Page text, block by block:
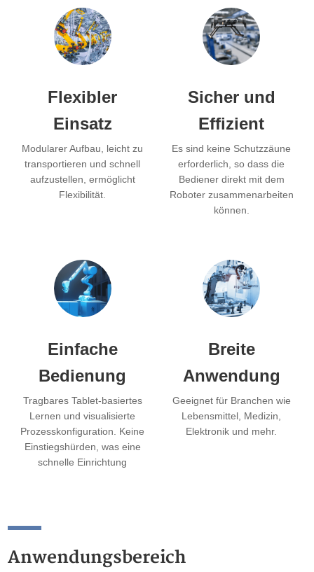
Flexibler
Einsatz
Modularer Aufbau, leicht zu
transportieren und schnell
aufzustellen, ermöglicht
Flexibilität.
Sicher und
Effizient
Es sind keine Schutzzäune
erforderlich, so dass die
Bediener direkt mit dem
Roboter zusammenarbeiten
können.
Einfache
Bedienung
Tragbares Tablet-basiertes
Lernen und visualisierte
Prozesskonfiguration. Keine
Einstiegshürden, was eine
schnelle Einrichtung
Breite
Anwendung
Geeignet für Branchen wie
Lebensmittel, Medizin,
Elektronik und mehr.
Anwendungsbereich